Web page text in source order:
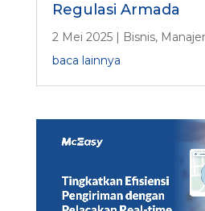
Regulasi Armada
2 Mei 2025| Bisnis,
baca lainnya